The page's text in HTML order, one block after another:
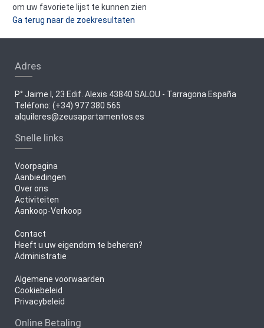
om uw favoriete lijst te kunnen zien
Ga terug naar de zoekresultaten
Adres
P° Jaime I, 23 Edif. Alexis 43840 SALOU - Tarragona España
Teléfono: (+34) 977 380 565
alquileres@zeusapartamentos.es
Snelle links
Voorpagina
Aanbiedingen
Over ons
Activiteiten
Aankoop-Verkoop
Contact
Heeft u uw eigendom te beheren?
Administratie
Algemene voorwaarden
Cookiebeleid
Privacybeleid
Online Betaling